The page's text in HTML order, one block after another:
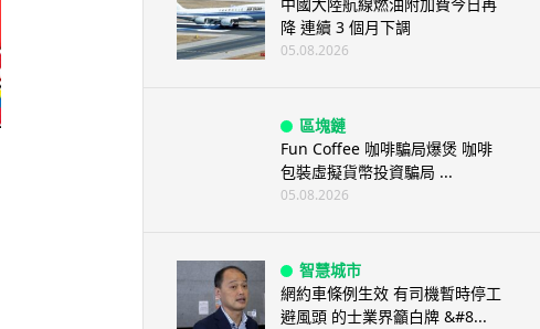
中國大陸航線燃油附加費今日再
降 連續 3 個月下調
05.08.2026
區塊鏈
Fun Coffee 咖啡騙局爆煲 咖啡
包裝虛擬貨幣投資騙局 ...
05.08.2026
智慧城市
網約車條例生效 有司機暫時停工
避風頭 的士業界籲白牌 &#8...